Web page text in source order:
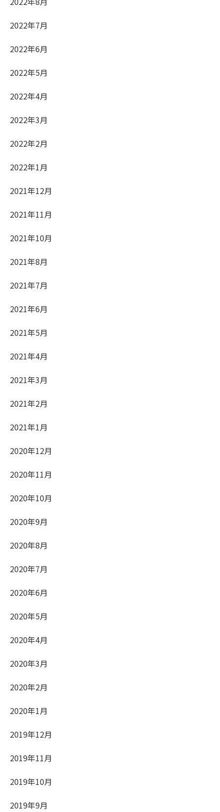
2022年7月
2022年6月
2022年5月
2022年4月
2022年3月
2022年2月
2022年1月
2021年12月
2021年11月
2021年10月
2021年8月
2021年7月
2021年6月
2021年5月
2021年4月
2021年3月
2021年2月
2021年1月
2020年12月
2020年11月
2020年10月
2020年9月
2020年8月
2020年7月
2020年6月
2020年5月
2020年4月
2020年3月
2020年2月
2020年1月
2019年12月
2019年11月
2019年10月
2019年9月